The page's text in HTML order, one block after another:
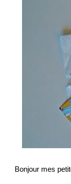
Bonjour mes